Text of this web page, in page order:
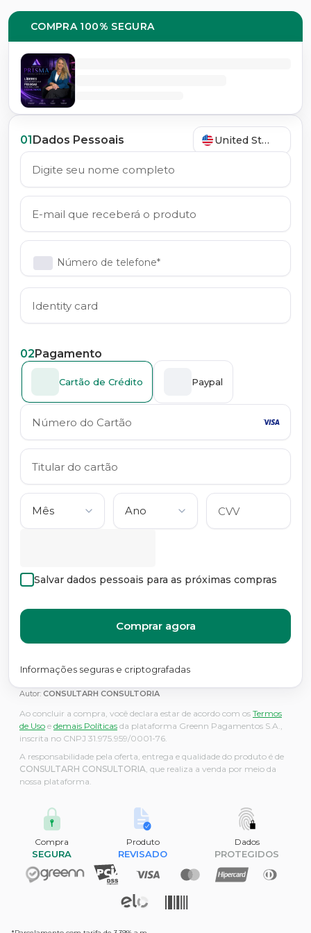
01Dados Pessoais United States
Número de telefone*
02Pagamento
Cartão de Crédito Paypal
Salvar dados pessoais para as próximas compras
Comprar agora
Informações seguras e criptografadas
Autor: CONSULTARH CONSULTORIA
Ao concluir a compra, você declara estar de acordo com os Termos
de Uso e demais Políticas da plataforma Greenn Pagamentos S.A.,
inscrita no CNPJ 31.975.959/0001-76.
A responsabilidade pela oferta, entrega e qualidade do produto é de
CONSULTARH CONSULTORIA, que realiza a venda por meio da
nossa plataforma.
Compra
SEGURA
Produto
REVISADO
Dados
PROTEGIDOS
COMPRA 100% SEGURA